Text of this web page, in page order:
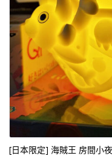
[日本限定] 海賊王 房間小